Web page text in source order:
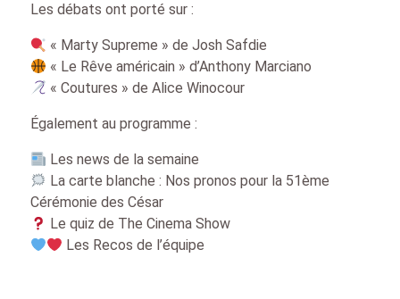
Les débats ont porté sur :
« Marty Supreme » de Josh Safdie
« Le Rêve américain » d’Anthony Marciano
« Coutures » de Alice Winocour
Également au programme :
Les news de la semaine
La carte blanche : Nos pronos pour la 51ème
Cérémonie des César
Le quiz de The Cinema Show
Les Recos de l’équipe